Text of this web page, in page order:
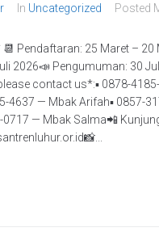
In Uncategorized Posted
📆 Pendaftaran: 25 Maret – 20
2026📣 Pengumuman: 30
contact us*:▪️ 0878-
4637 — Mbak Arifah▪️ 0857-
0717 — Mbak Salma📲